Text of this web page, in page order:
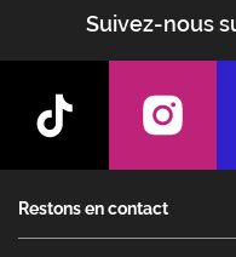
Suivez-nous
Restons en contact